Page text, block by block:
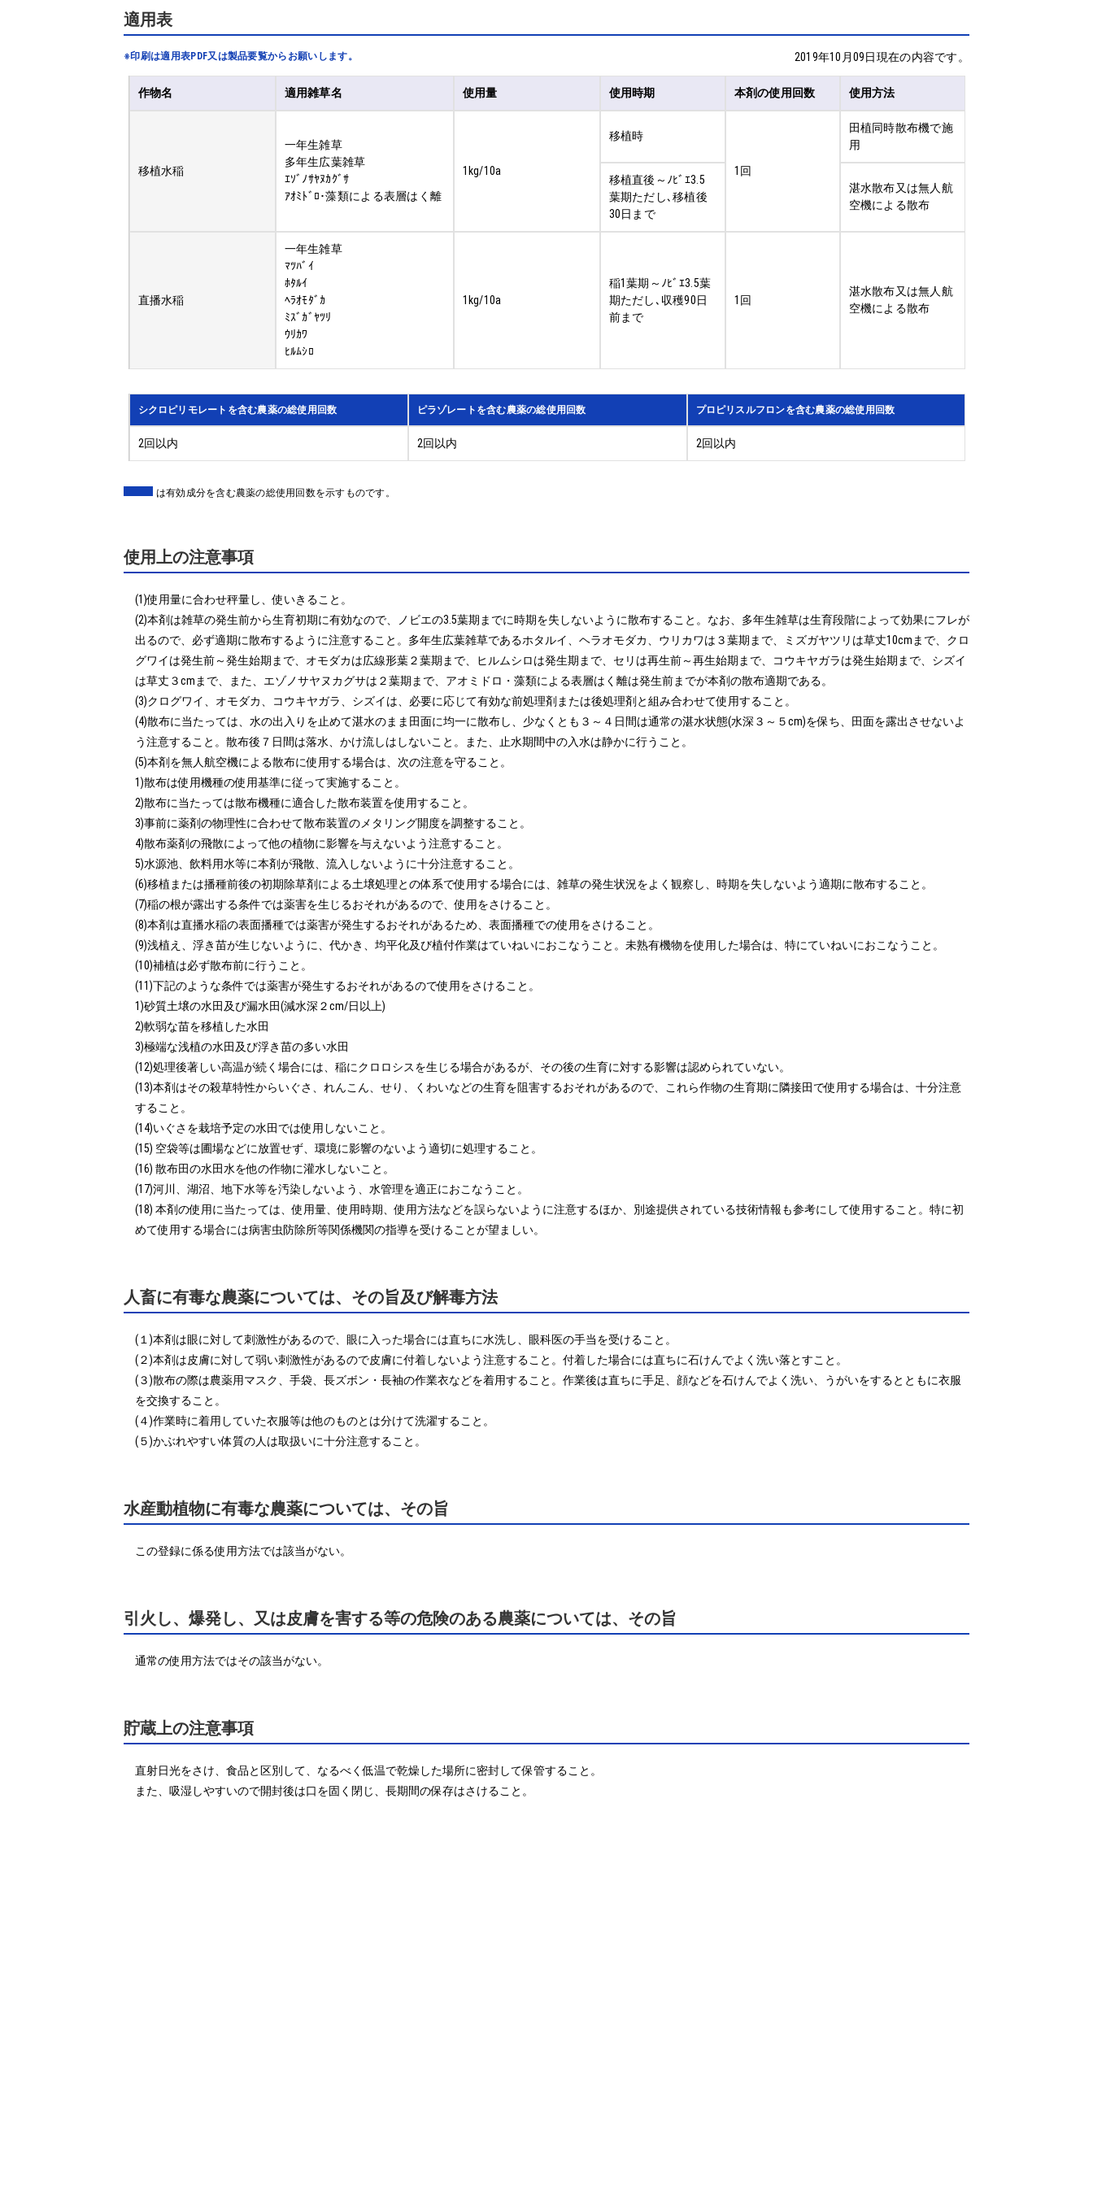
適用表
※印刷は適用表PDF又は製品要覧からお願いします。 2019年10月09日現在の内容です。
作物名 適用雑草名 使用量 使用時期 本剤の使用回数 使用方法
移植水稲
一年生雑草
多年生広葉雑草
ｴｿﾞﾉｻﾔﾇｶｸﾞｻ
ｱｵﾐﾄﾞﾛ･藻類による表層はく離
1kg/10a
移植時
1回
田植同時散布機で施
用
移植直後～ﾉﾋﾞｴ3.5
葉期ただし､移植後
30日まで
湛水散布又は無人航
空機による散布
直播水稲
一年生雑草
ﾏﾂﾊﾞｲ
ﾎﾀﾙｲ
ﾍﾗｵﾓﾀﾞｶ
ﾐｽﾞｶﾞﾔﾂﾘ
ｳﾘｶﾜ
ﾋﾙﾑｼﾛ
1kg/10a
稲1葉期～ﾉﾋﾞｴ3.5葉
期ただし､収穫90日
前まで
1回
湛水散布又は無人航
空機による散布
シクロピリモレートを含む農薬の総使用回数 ピラゾレートを含む農薬の総使用回数 プロピリスルフロンを含む農薬の総使用回数
2回以内 2回以内 2回以内
は有効成分を含む農薬の総使用回数を示すものです。
使用上の注意事項
(1)使用量に合わせ秤量し、使いきること。
(2)本剤は雑草の発生前から生育初期に有効なので、ノビエの3.5葉期までに時期を失しないように散布すること。なお、多年生雑草は生育段階によって効果にフレが
出るので、必ず適期に散布するように注意すること。多年生広葉雑草であるホタルイ、ヘラオモダカ、ウリカワは３葉期まで、ミズガヤツリは草丈10cmまで、クロ
グワイは発生前～発生始期まで、オモダカは広線形葉２葉期まで、ヒルムシロは発生期まで、セリは再生前～再生始期まで、コウキヤガラは発生始期まで、シズイ
は草丈３cmまで、また、エゾノサヤヌカグサは２葉期まで、アオミドロ・藻類による表層はく離は発生前までが本剤の散布適期である。
(3)クログワイ、オモダカ、コウキヤガラ、シズイは、必要に応じて有効な前処理剤または後処理剤と組み合わせて使用すること。
(4)散布に当たっては、水の出入りを止めて湛水のまま田面に均一に散布し、少なくとも３～４日間は通常の湛水状態(水深３～５cm)を保ち、田面を露出させないよ
う注意すること。散布後７日間は落水、かけ流しはしないこと。また、止水期間中の入水は静かに行うこと。
(5)本剤を無人航空機による散布に使用する場合は、次の注意を守ること。
1)散布は使用機種の使用基準に従って実施すること。
2)散布に当たっては散布機種に適合した散布装置を使用すること。
3)事前に薬剤の物理性に合わせて散布装置のメタリング開度を調整すること。
4)散布薬剤の飛散によって他の植物に影響を与えないよう注意すること。
5)水源池、飲料用水等に本剤が飛散、流入しないように十分注意すること。
(6)移植または播種前後の初期除草剤による土壌処理との体系で使用する場合には、雑草の発生状況をよく観察し、時期を失しないよう適期に散布すること。
(7)稲の根が露出する条件では薬害を生じるおそれがあるので、使用をさけること。
(8)本剤は直播水稲の表面播種では薬害が発生するおそれがあるため、表面播種での使用をさけること。
(9)浅植え、浮き苗が生じないように、代かき、均平化及び植付作業はていねいにおこなうこと。未熟有機物を使用した場合は、特にていねいにおこなうこと。
(10)補植は必ず散布前に行うこと。
(11)下記のような条件では薬害が発生するおそれがあるので使用をさけること。
1)砂質土壌の水田及び漏水田(減水深２cm/日以上)
2)軟弱な苗を移植した水田
3)極端な浅植の水田及び浮き苗の多い水田
(12)処理後著しい高温が続く場合には、稲にクロロシスを生じる場合があるが、その後の生育に対する影響は認められていない。
(13)本剤はその殺草特性からいぐさ、れんこん、せり、くわいなどの生育を阻害するおそれがあるので、これら作物の生育期に隣接田で使用する場合は、十分注意
すること。
(14)いぐさを栽培予定の水田では使用しないこと。
(15) 空袋等は圃場などに放置せず、環境に影響のないよう適切に処理すること。
(16) 散布田の水田水を他の作物に灌水しないこと。
(17)河川、湖沼、地下水等を汚染しないよう、水管理を適正におこなうこと。
(18) 本剤の使用に当たっては、使用量、使用時期、使用方法などを誤らないように注意するほか、別途提供されている技術情報も参考にして使用すること。特に初
めて使用する場合には病害虫防除所等関係機関の指導を受けることが望ましい。
人畜に有毒な農薬については、その旨及び解毒方法
(１)本剤は眼に対して刺激性があるので、眼に入った場合には直ちに水洗し、眼科医の手当を受けること。
(２)本剤は皮膚に対して弱い刺激性があるので皮膚に付着しないよう注意すること。付着した場合には直ちに石けんでよく洗い落とすこと。
(３)散布の際は農薬用マスク、手袋、長ズボン・長袖の作業衣などを着用すること。作業後は直ちに手足、顔などを石けんでよく洗い、うがいをするとともに衣服
を交換すること。
(４)作業時に着用していた衣服等は他のものとは分けて洗濯すること。
(５)かぶれやすい体質の人は取扱いに十分注意すること。
水産動植物に有毒な農薬については、その旨
この登録に係る使用方法では該当がない。
引火し、爆発し、又は皮膚を害する等の危険のある農薬については、その旨
通常の使用方法ではその該当がない。
貯蔵上の注意事項
直射日光をさけ、食品と区別して、なるべく低温で乾燥した場所に密封して保管すること。
また、吸湿しやすいので開封後は口を固く閉じ、長期間の保存はさけること。